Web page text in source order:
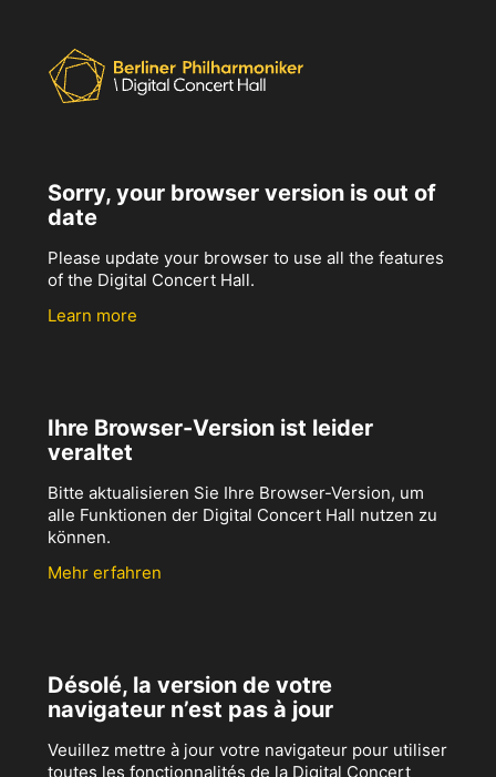
Sorry, your browser version is out of
date
Please update your browser to use all the features
of the Digital Concert Hall.
Learn more
Ihre Browser-Version ist leider
veraltet
Bitte aktualisieren Sie Ihre Browser-Version, um
alle Funktionen der Digital Concert Hall nutzen zu
können.
Mehr erfahren
Désolé, la version de votre
navigateur n’est pas à jour
Veuillez mettre à jour votre navigateur pour utiliser
toutes les fonctionnalités de la Digital Concert